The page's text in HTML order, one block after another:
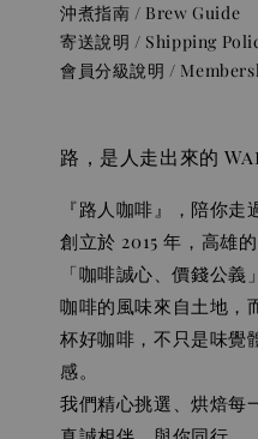
沖煮指南 / Brew Guide
寄送說明 / Shipping
會員分級說明 /
路，是人走出來的
『路人咖啡』，陪你走
創立於 2015 年，高雄
「咖啡誠心、價錢公義
咖啡的風味來自土地，
杯好咖啡，不只是味覺
感。
我們精心挑選、烘焙每